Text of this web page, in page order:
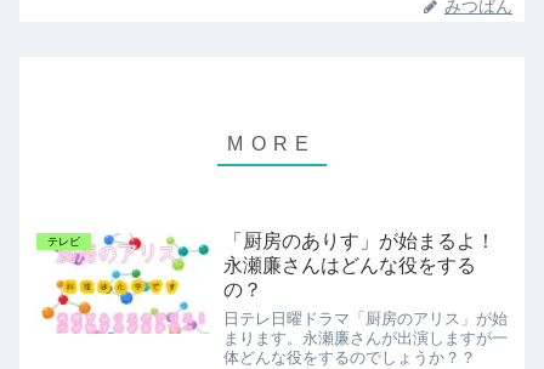
みつばん
テレビ
「厨房のありす」が始まるよ！
永瀬廉さんはどんな役をする
の？
日テレ日曜ドラマ「厨房のアリス」が始
まります。永瀬廉さんが出演しますが一
体どんな役をするのでしょうか？？